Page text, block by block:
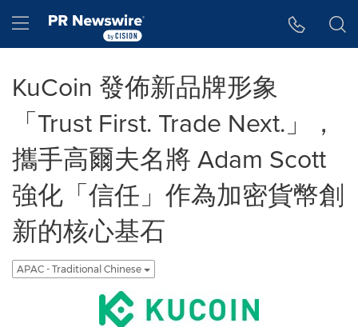
Hamburger menu
KuCoin 發佈新品牌形象
「Trust First. Trade Next.」，
攜手高爾夫名將 Adam Scott
強化「信任」作為加密貨幣創
新的核心基石
APAC - Traditional Chinese